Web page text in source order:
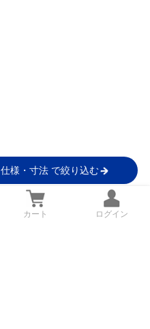
仕様・寸法 で絞り込む
カート ログイン